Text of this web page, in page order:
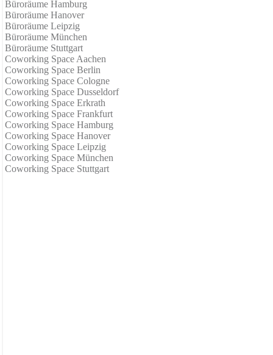
Büroräume Hamburg
Büroräume Hanover
Büroräume Leipzig
Büroräume München
Büroräume Stuttgart
Coworking Space Aachen
Coworking Space Berlin
Coworking Space Cologne
Coworking Space Dusseldorf
Coworking Space Erkrath
Coworking Space Frankfurt
Coworking Space Hamburg
Coworking Space Hanover
Coworking Space Leipzig
Coworking Space München
Coworking Space Stuttgart